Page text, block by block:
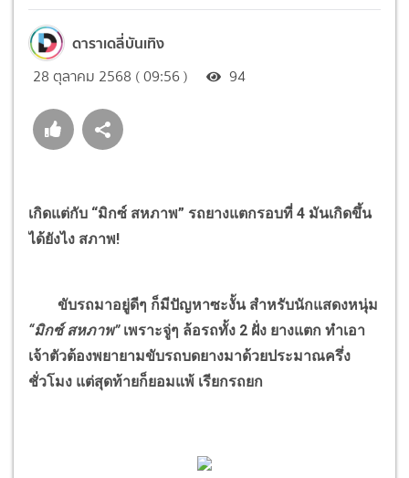
ดาราเดลี่บันเทิง
28 ตุลาคม 2568 ( 09:56 ) 94
เกิดแต่กับ “มิกซ์ สหภาพ” รถยางแตกรอบที่ 4 มันเกิดขึ้น
ได้ยังไง สภาพ!
ขับรถมาอยู่ดีๆ ก็มีปัญหาซะงั้น สำหรับนักแสดงหนุ่ม
“มิกซ์ สหภาพ”เพราะจู่ๆ ล้อรถทั้ง 2 ฝั่ง ยางแตก ทำเอา
เจ้าตัวต้องพยายามขับรถบดยางมาด้วยประมาณครึ่ง
ชั่วโมง แต่สุดท้ายก็ยอมแพ้ เรียกรถยก